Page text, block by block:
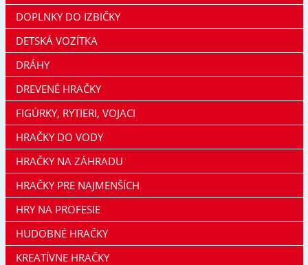
DOPLNKY DO IZBIČKY
DETSKÁ VOZÍTKA
DRÁHY
DREVENÉ HRAČKY
FIGÚRKY, RYTIERI, VOJACI
HRAČKY DO VODY
HRAČKY NA ZÁHRADU
HRAČKY PRE NAJMENŠÍCH
HRY NA PROFESIE
HUDOBNÉ HRAČKY
KREATÍVNE HRAČKY